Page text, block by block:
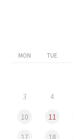
MON TUE
3 4
10 11